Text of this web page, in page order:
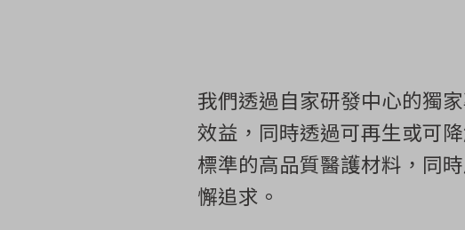
我們透過自家研發中心的獨
效益，同時透過可再生或可
標準的高品質醫護材料，同
懈追求。